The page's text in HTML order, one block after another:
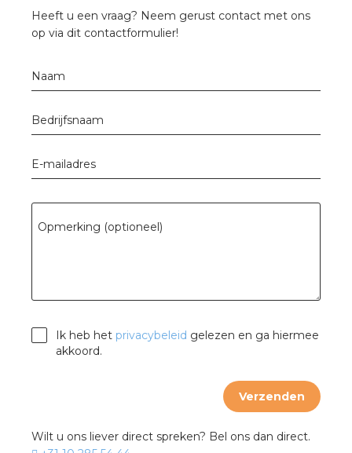
Heeft u een vraag? Neem gerust contact met ons
op via dit contactformulier!
Naam
Bedrijfsnaam
E-mailadres
Opmerking (optioneel)
Ik heb het privacybeleid gelezen en ga hiermee
akkoord.
Verzenden
Wilt u ons liever direct spreken? Bel ons dan direct.
groothandels